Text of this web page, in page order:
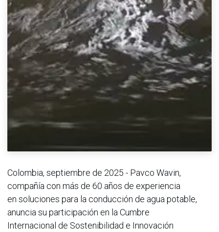
Colombia, septiembre de 2025 - Pavco Wavin,
compañía con más de 60 años de experiencia
en soluciones para la conducción de agua potable,
anuncia su participación en la Cumbre
Internacional de Sostenibilidad e Innovación